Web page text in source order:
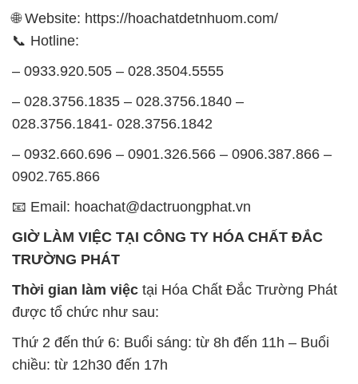
🌐 Website: https://hoachatdetnhuom.com/
📞 Hotline:
– 0933.920.505 – 028.3504.5555
– 028.3756.1835 – 028.3756.1840 –
028.3756.1841- 028.3756.1842
– 0932.660.696 – 0901.326.566 – 0906.387.866 –
0902.765.866
📧 Email: hoachat@dactruongphat.vn
GIỜ LÀM VIỆC TẠI CÔNG TY HÓA CHẤT ĐẮC
TRƯỜNG PHÁT
Thời gian làm việc tại Hóa Chất Đắc Trường Phát
được tổ chức như sau:
Thứ 2 đến thứ 6: Buổi sáng: từ 8h đến 11h – Buổi
chiều: từ 12h30 đến 17h